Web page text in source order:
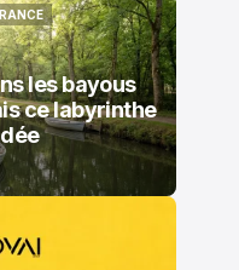
les bayous
ce labyrinthe